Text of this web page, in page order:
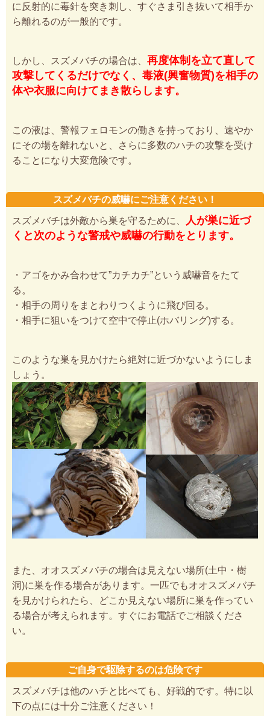
に反射的に毒針を突き刺し、すぐさま引き抜いて相手か
ら離れるのが一般的です。
しかし、スズメバチの場合は、 再度体制を立て直して
攻撃してくるだけでなく、毒液(興奮物質)を相手の
体や衣服に向けてまき散らします。
この液は、警報フェロモンの働きを持っており、速やか
にその場を離れないと、さらに多数のハチの攻撃を受け
ることになり大変危険です。
スズメバチの威嚇にご注意ください！
スズメバチは外敵から巣を守るために、
人が巣に近づ
くと次のような警戒や威嚇の行動をとります。
・アゴをかみ合わせて”カチカチ”という威嚇音をたて
る。
・相手の周りをまとわりつくように飛び回る。
・相手に狙いをつけて空中で停止(ホバリング)する。
このような巣を見かけたら絶対に近づかないようにしま
しょう。
また、オオスズメバチの場合は見えない場所(土中・樹
洞)に巣を作る場合があります。一匹でもオオスズメバチ
を見かけられたら、どこか見えない場所に巣を作ってい
る場合が考えられます。すぐにお電話でご相談くださ
い。
ご自身で駆除するのは危険です
スズメバチは他のハチと比べても、好戦的です。特に以
下の点には十分ご注意ください！